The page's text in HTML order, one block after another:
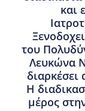
και
του
Λευκώνα
Η
μέρος